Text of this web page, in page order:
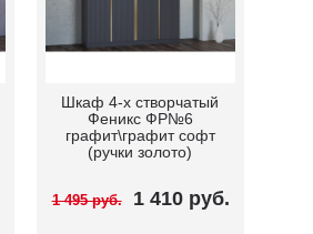
Шкаф 4-x cтворчатый
Феникс ФР№2
кашемир\капучино
софт (ручки золото)
1 495 руб. 1 410 руб.